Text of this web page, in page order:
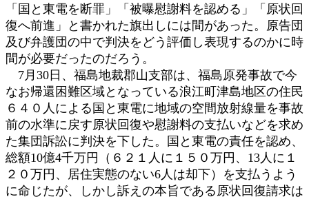
「国と東電を断罪」「被曝慰謝料を認める」「原状回
復へ前進」と書かれた旗出しには間があった。原告団
及び弁護団の中で判決をどう評価し表現するのかに時
間が必要だったのだろう。
7月30日、福島地裁郡山支部は、福島原発事故で今
なお帰還困難区域となっている浪江町津島地区の住民
６４０人による国と東電に地域の空間放射線量を事故
前の水準に戻す原状回復や慰謝料の支払いなどを求め
た集団訴訟に判決を下した。国と東電の責任を認め、
総額10億4千万円（６２１人に１５０万円、13人に１
２０万円、居住実態のない6人は却下）を支払うよう
に命じたが、しかし訴えの本旨である原状回復請求は